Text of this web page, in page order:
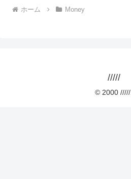
ホーム Money
/////
© 2000 /////.